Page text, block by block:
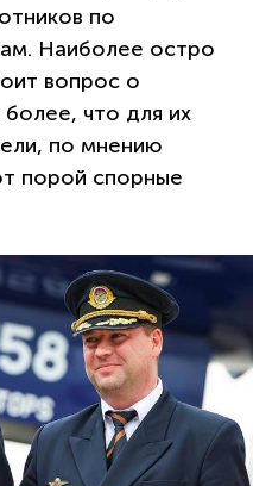
по
Наиболее остро
вопрос о
что для их
по мнению
порой спорные